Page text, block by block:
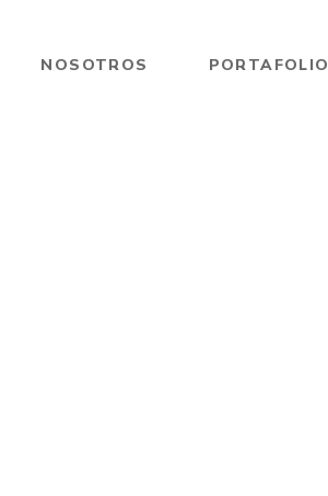
NOSOTROS PORTAFOLIO